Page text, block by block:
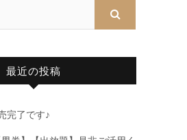
最近の投稿
完了です♪